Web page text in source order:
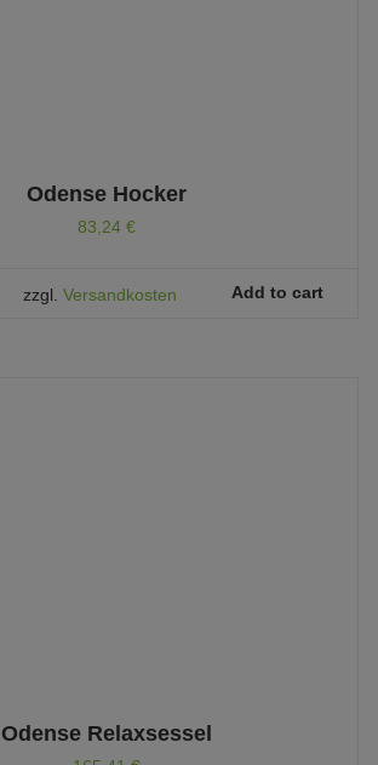
Odense Hocker
83,24 €
zzgl. Versandkosten Add to cart
Odense Relaxsessel